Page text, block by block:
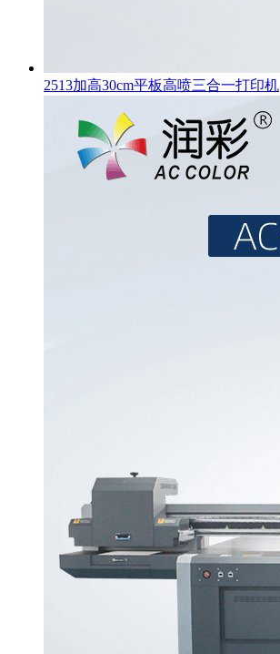
2513加高30cm平板高喷三合一打印机